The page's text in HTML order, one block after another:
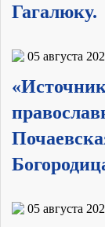
Гагалюку.
05 августа
05 августа